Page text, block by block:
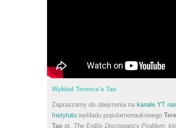
Wykład Terence'a Tao
Zapraszamy do obejrzenia na kanale YT
Instytutu wykładu popularnonaukowego
Tao pt. The Erdős Discrepancy Problem ,